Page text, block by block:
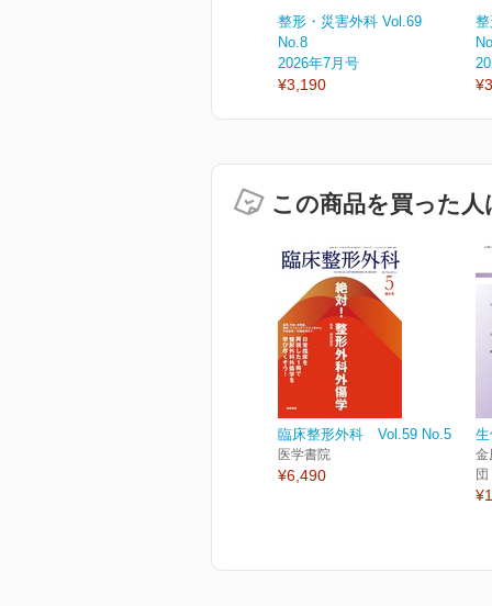
整形・災害外科 Vol.69
No.8
2026年7月号
¥3,190
この商品を買った
臨床整形外科 Vol.59 No.5
医学書院
¥6,490
金
団